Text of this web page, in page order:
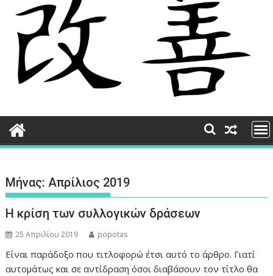
Μήνας:Απρίλιος 2019
Η κρίση των συλλογικών δράσεων
25 Απριλίου 2019 popotas
Είναι παράδοξο που τιτλοφορώ έτσι αυτό το άρθρο. Γιατί
αυτομάτως και σε αντίδραση όσοι διαβάσουν τον τίτλο θα